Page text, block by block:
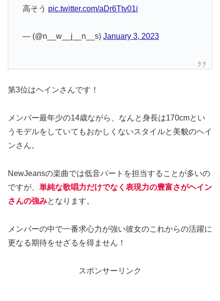
高そう pic.twitter.com/aDr6Ttv01i
— (@n__w__j__n__s) January 3, 2023
第3位はヘインさんです！
メンバー最年少の14歳ながら、なんと身長は170cmとい
うモデルをしていてもおかしくないスタイルと美貌のヘイ
ンさん。
NewJeansの楽曲では低音パートを担当することが多いの
ですが、 単純な歌唱力だけでなく表現力の豊富さがヘイン
さんの強みとなります。
メンバーの中で一番求心力が強い彼女のこれからの活躍に
更なる期待をせざるを得ません！
スポンサーリンク